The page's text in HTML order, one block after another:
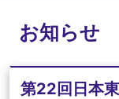
お知らせ
第22回日本